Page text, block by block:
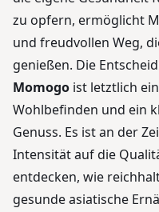
zu opfern, ermöglicht
und freudvollen Weg,
genießen. Die
Momogo ist letztlich
Wohlbefinden und ein
Genuss. Es ist an der
Intensität auf die
entdecken, wie
gesunde asiatische